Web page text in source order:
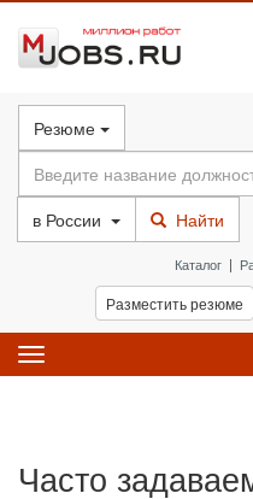
Резюме
в России Найти
Каталог |
Разместить резюме
Toggle
navigation
Часто